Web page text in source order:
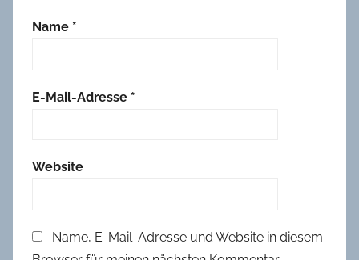
Z
t
Name *
E-Mail-Adresse *
Website
Name, E-Mail-Adresse und Website in diesem